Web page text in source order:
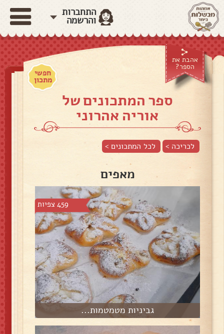
התחברות
והרשמה
אהבת את
הספר?
חפשי
מתכון
ספר המתכונים של
אוריה אהרוני
לכריכה > לכל המתכונים >
מאפים
459 צפיות
גביניות מטמטמות...